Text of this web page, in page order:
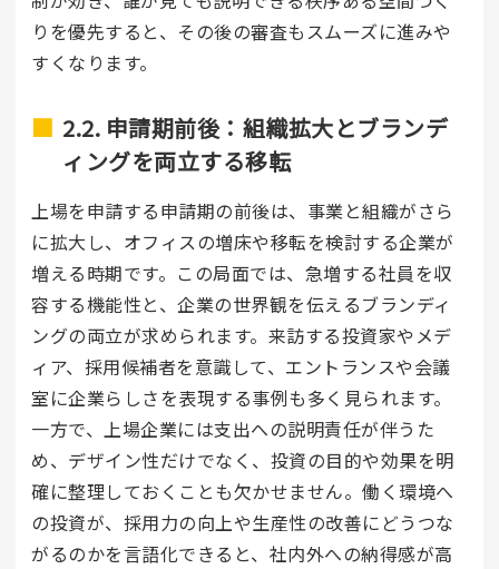
りを優先すると、その後の審査もスムーズに進みや
すくなります。
2.2. 申請期前後：組織拡大とブランデ
ィングを両立する移転
上場を申請する申請期の前後は、事業と組織がさら
に拡大し、オフィスの増床や移転を検討する企業が
増える時期です。この局面では、急増する社員を収
容する機能性と、企業の世界観を伝えるブランディ
ングの両立が求められます。来訪する投資家やメデ
ィア、採用候補者を意識して、エントランスや会議
室に企業らしさを表現する事例も多く見られます。
一方で、上場企業には支出への説明責任が伴うた
め、デザイン性だけでなく、投資の目的や効果を明
確に整理しておくことも欠かせません。働く環境へ
の投資が、採用力の向上や生産性の改善にどうつな
がるのかを言語化できると、社内外への納得感が高